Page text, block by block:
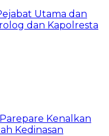
Utama dan
dan Kapolresta
Kenalkan
Kedinasan